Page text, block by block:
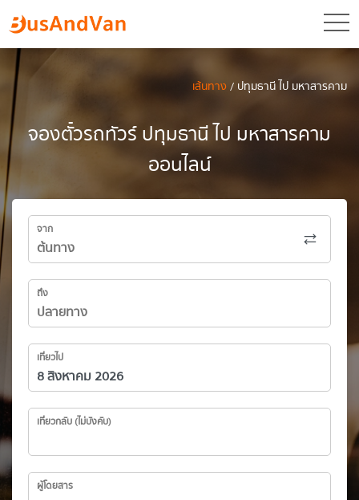
เส้นทาง/ ปทุมธานี ไป มหาสารคาม
จองตั๋วรถทัวร์ ปทุมธานี ไป มหาสารคาม
ออนไลน์
จาก
ถึง
เที่ยวไป
เที่ยวกลับ (ไม่บังคับ)
ผู้โดยสาร